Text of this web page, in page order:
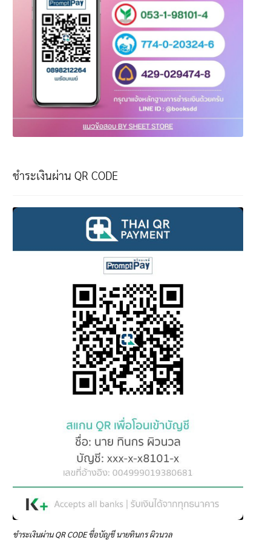
ชำระเงินผ่าน QR CODE
ชำระเงินผ่าน QR CODE ชื่อบัญชี นายทินกร ผิวนวล